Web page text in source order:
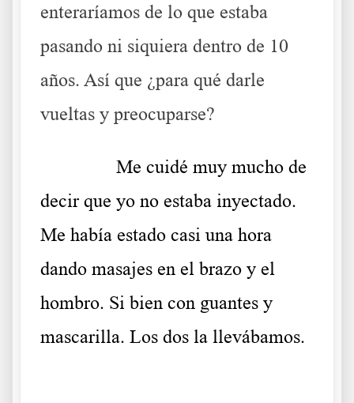
enteraríamos de lo que estaba
pasando ni siquiera dentro de 10
años. Así que ¿para qué darle
vueltas y preocuparse?
Me cuidé muy mucho de
decir que yo no estaba inyectado.
Me había estado casi una hora
dando masajes en el brazo y el
hombro. Si bien con guantes y
mascarilla. Los dos la llevábamos.